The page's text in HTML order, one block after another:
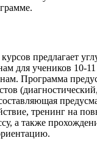
предлагает
для учеников 10-
Программа
тренинг на
а также